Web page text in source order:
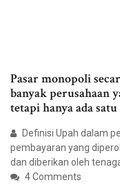
Pasar monopoli
banyak perusahaan
tetapi hanya ada
Definisi Upah dalam
pembayaran yang
dan diberikan oleh
4 Comments